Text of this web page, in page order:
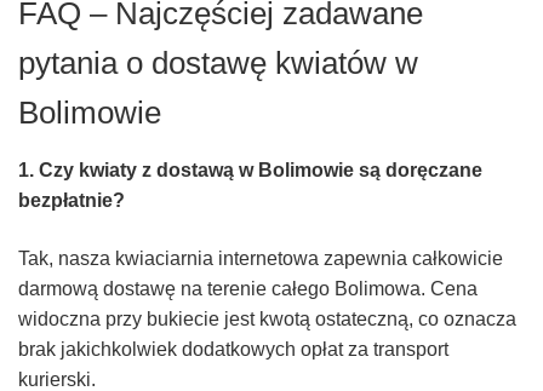
FAQ – Najczęściej zadawane
pytania o dostawę kwiatów w
Bolimowie
1. Czy kwiaty z dostawą w Bolimowie są doręczane
bezpłatnie?
Tak, nasza kwiaciarnia internetowa zapewnia całkowicie
darmową dostawę na terenie całego Bolimowa. Cena
widoczna przy bukiecie jest kwotą ostateczną, co oznacza
brak jakichkolwiek dodatkowych opłat za transport
kurierski.